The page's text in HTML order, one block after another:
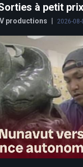
à petit
productions | 2026-